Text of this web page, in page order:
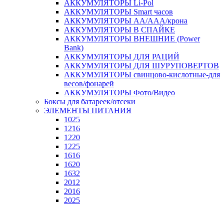
АККУМУЛЯТОРЫ Li-Pol
АККУМУЛЯТОРЫ Smart часов
АККУМУЛЯТОРЫ АА/ААА/крона
АККУМУЛЯТОРЫ В СПАЙКЕ
АККУМУЛЯТОРЫ ВНЕШНИЕ (Power
Bank)
АККУМУЛЯТОРЫ ДЛЯ РАЦИЙ
АККУМУЛЯТОРЫ ДЛЯ ШУРУПОВЕРТОВ
АККУМУЛЯТОРЫ свинцово-кислотные-для
весов/фонарей
АККУМУЛЯТОРЫ Фото/Видео
Боксы для батареек/отсеки
ЭЛЕМЕНТЫ ПИТАНИЯ
1025
1216
1220
1225
1616
1620
1632
2012
2016
2025